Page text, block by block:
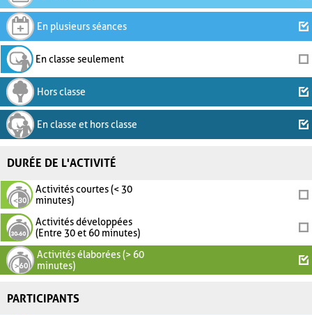
En plusieurs séances
En classe seulement
Hors classe
En classe et hors classe
DURÉE DE L'ACTIVITÉ
Activités courtes (< 30
minutes)
Activités développées
(Entre 30 et 60 minutes)
Activités élaborées (> 60
minutes)
PARTICIPANTS